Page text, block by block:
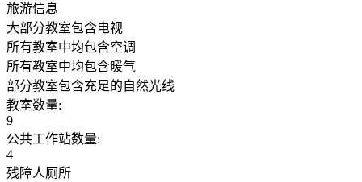
旅游信息
大部分教室包含电视
所有教室中均包含空调
所有教室中均包含暖气
部分教室包含充足的自然光线
教室数量:
9
公共工作站数量:
4
残障人厕所